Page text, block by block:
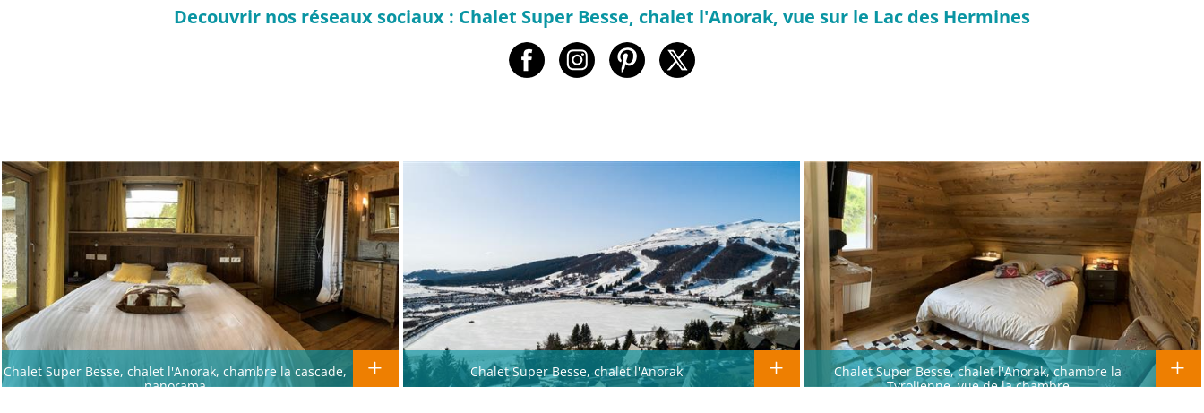
Decouvrir nos réseaux sociaux : Chalet Super Besse, chalet l'Anorak, vue sur le Lac des Hermines
Chalet Super Besse, chalet l'Anorak, chambre la cascade,
panorama
Chalet Super Besse, chalet l'Anorak
Chalet Super Besse, chalet l'Anorak, chambre la
Tyrolienne, vue de la chambre